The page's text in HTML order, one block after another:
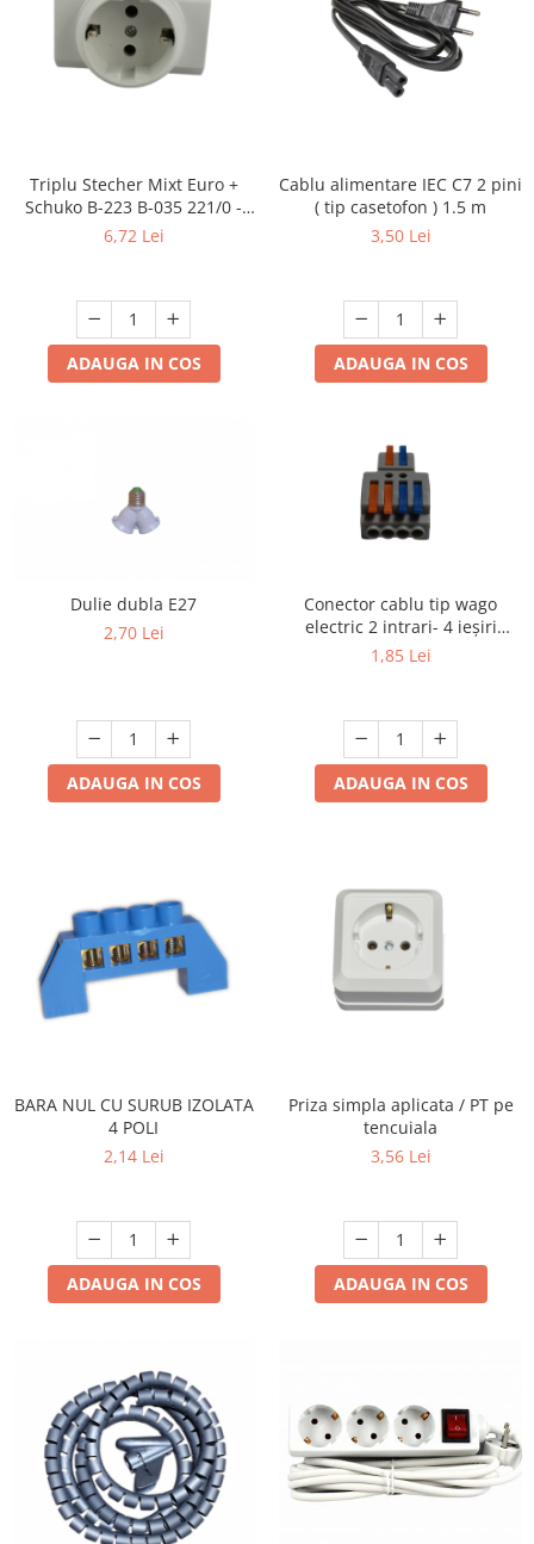
Triplu Stecher Mixt Euro +
Schuko B-223 B-035 221/0 -
Multiplicator Priză 3 Ieșiri
6,72 Lei
ADAUGA IN COS
Cablu alimentare IEC C7 2 pini
( tip casetofon ) 1.5 m
3,50 Lei
ADAUGA IN COS
Dulie dubla E27
2,70 Lei
ADAUGA IN COS
Conector cablu tip wago
electric 2 intrari- 4 ieșiri
.Reglete 2 intrari 4 ieșiri
1,85 Lei
ADAUGA IN COS
BARA NUL CU SURUB IZOLATA
4 POLI
2,14 Lei
ADAUGA IN COS
Priza simpla aplicata / PT pe
tencuiala
3,56 Lei
ADAUGA IN COS